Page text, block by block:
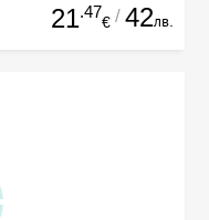
21.47
€ / 42лв.